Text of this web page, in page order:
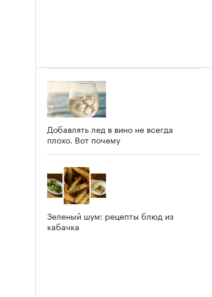
Добавлять лед в вино не всегда
плохо. Вот почему
Зеленый шум: рецепты блюд из
кабачка